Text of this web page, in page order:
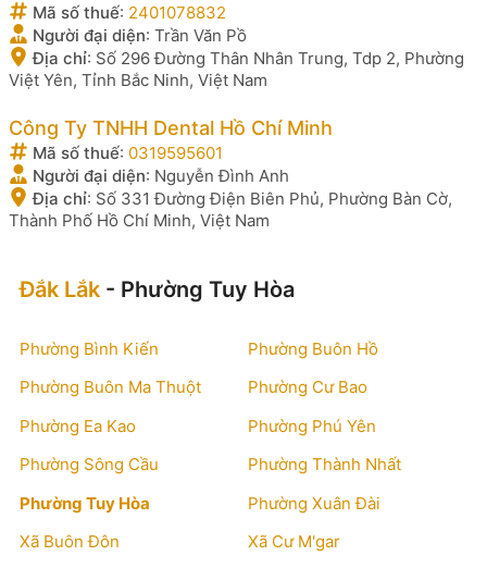
Mã số thuế: 2401078832
Người đại diện: Trần Văn Pồ
Địa chỉ: Số 296 Đường Thân Nhân Trung, Tdp 2, Phường
Việt Yên, Tỉnh Bắc Ninh, Việt Nam
Công Ty TNHH Dental Hồ Chí Minh
Mã số thuế: 0319595601
Người đại diện: Nguyễn Đình Anh
Địa chỉ: Số 331 Đường Điện Biên Phủ, Phường Bàn Cờ,
Thành Phố Hồ Chí Minh, Việt Nam
Đắk Lắk - Phường Tuy Hòa
Phường Bình Kiến
Phường Buôn Hồ
Phường Buôn Ma Thuột
Phường Cư Bao
Phường Ea Kao
Phường Phú Yên
Phường Sông Cầu
Phường Thành Nhất
Phường Tuy Hòa
Phường Xuân Đài
Xã Buôn Đôn
Xã Cư M'gar